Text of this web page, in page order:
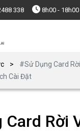
338 8h00 - 18h00
#Sử Dụng Card
Cài Đặt
Card Rời